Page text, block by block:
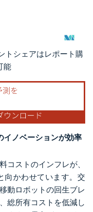
4.0の表示が必要です。
トシェアはレポート購
能
イノベーションが効率
コストのインフレが、
向かわせています。交
動ロボットの回生ブレ
総所有コストを低減し